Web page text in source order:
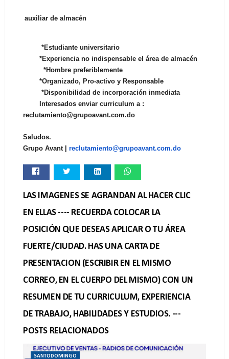
auxiliar de almacén
*Estudiante universitario
*Experiencia no indispensable el área de almacén
*Hombre preferiblemente
*Organizado, Pro-activo y Responsable
*Disponibilidad de incorporación inmediata
Interesados enviar curriculum a :
reclutamiento@grupoavant.com.do
Saludos.
Grupo Avant | reclutamiento@grupoavant.com.do
LAS IMAGENES SE AGRANDAN AL HACER CLIC
EN ELLAS ---- RECUERDA COLOCAR LA
POSICIÓN QUE DESEAS APLICAR O TU ÁREA
FUERTE/CIUDAD. HAS UNA CARTA DE
PRESENTACION (ESCRIBIR EN EL MISMO
CORREO, EN EL CUERPO DEL MISMO) CON UN
RESUMEN DE TU CURRICULUM, EXPERIENCIA
DE TRABAJO, HABILIDADES Y ESTUDIOS. ---
POSTS RELACIONADOS
SANTODOMINGO